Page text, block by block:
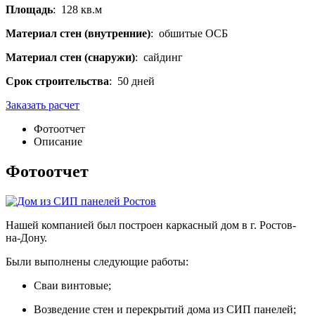
Площадь: 128 кв.м
Материал стен (внутренние): обшитые ОСБ
Материал стен (снаружи): сайдинг
Срок строительства: 50 дней
Заказать расчет
Фотоотчет
Описание
Фотоотчет
Нашей компанией был построен каркасный дом в г. Ростов-
на-Дону.
Были выполнены следующие работы:
Сваи винтовые;
Возведение стен и перекрытий дома из СИП панелей;